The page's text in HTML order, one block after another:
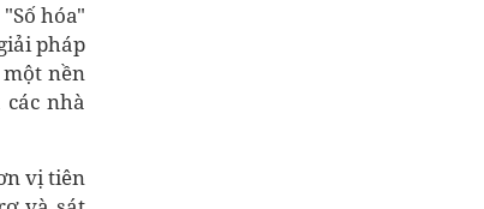
hóa"
pháp
nền
nhà
vị tiên